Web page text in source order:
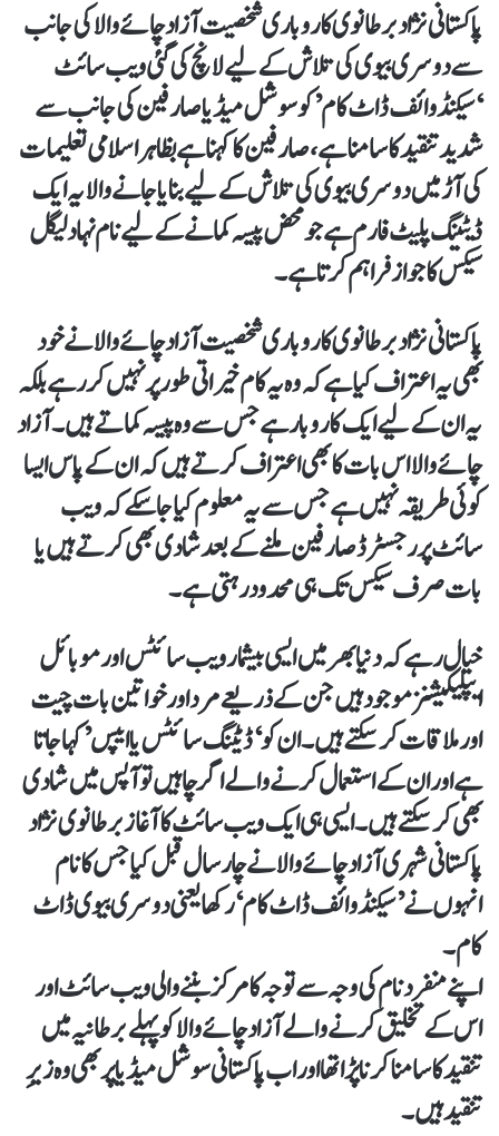
پاکستانی نژاد برطانوی کاروباری شخصیت آزاد چائے والا کی جانب
سے دوسری بیوی کی تلاش کے لیے لانچ کی گئی ویب سائٹ
‘سیکنڈ وائف ڈاٹ کام’ کو سوشل میڈیا صارفین کی جانب سے
شدید تنقید کا سامنا ہے، صارفین کا کہنا ہے بظاہر اسلامی تعلیمات
کی آڑ میں دوسری بیوی کی تلاش کے لیے بنایا جانے والا یہ ایک
ڈیٹینگ پلیٹ فارم ہے جو محض پیسہ کمانے کے لیے نام نہاد لیگل
سیکس کا جواز فراہم کرتا ہے۔
پاکستانی نژاد برطانوی کاروباری شخصیت آزاد چائے والا نے خود
بھی یہ اعتراف کیا ہے کہ وہ یہ کام خیراتی طور پر نہیں کر رہے بلکہ
یہ ان کے لیے ایک کاروبار ہے جس سے وہ پیسہ کماتے ہیں۔ آزاد
چائے والا اس بات کا بھی اعتراف کرتے ہیں کہ ان کے پاس ایسا
کوئی طریقہ نہیں ہے جس سے یہ معلوم کیا جا سکے کہ ویب
سائٹ پر رجسٹرڈ صارفین ملنے کے بعد شادی بھی کرتے ہیں یا
بات صرف سیکس تک ہی محدود رہتی ہے۔
خیال رہے کہ دنیا بھر میں ایسی بیشمار ویب سائٹس اور موبائل
ایپلیکیشنز موجود ہیں جن کے ذریعے مرد اور خواتین بات چیت
اور ملاقات کر سکتے ہیں۔ ان کو ‘ڈیٹنگ سائٹس یا ایپس’ کہا جاتا
ہے اور ان کے استعمال کرنے والے اگر چاہیں تو آپس میں شادی
بھی کر سکتے ہیں۔ ایسی ہی ایک ویب سائٹ کا آغاز برطانوی نژاد
پاکستانی شہری آزاد چائے والا نے چار سال قبل کیا جس کا نام
انہوں نے ’سیکنڈ وائف ڈاٹ کام‘ رکھا یعنی دوسری بیوی ڈاٹ
کام۔
اپنے منفرد نام کی وجہ سے توجہ کا مرکز بننے والی ویب سائٹ اور
اس کے تخلیق کرنے والے آزاد چائے والا کو پہلے برطانیہ میں
تنقید کا سامنا کرنا پڑا تھا اور اب پاکستانی سوشل میڈیا پر بھی وہ زیرِ
تنقید ہیں۔